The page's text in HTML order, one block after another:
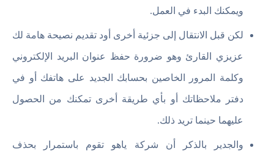
ويمكنك البدء في العمل.
لكن قبل الانتقال إلى جزئية أخرى أود تقديم نصيحة هامة لك
عزيزي القارئ وهو ضرورة حفظ عنوان البريد الإلكتروني
وكلمة المرور الخاصين بحسابك الجديد على هاتفك أو في
دفتر ملاحظاتك أو بأي طريقة أخرى تمكنك من الحصول
عليهما حينما تريد ذلك.
والجدير بالذكر أن شركة ياهو تقوم باستمرار بحذف